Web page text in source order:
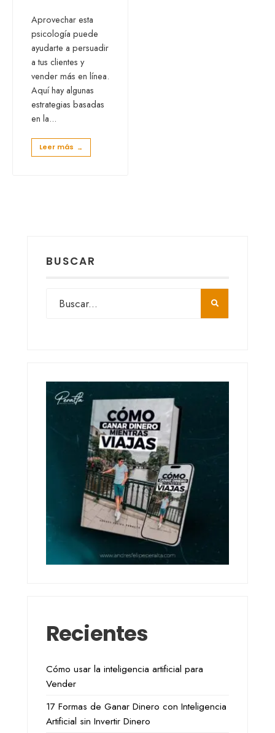
Aprovechar esta
psicología puede
ayudarte a persuadir
a tus clientes y
vender más en línea.
Aquí hay algunas
estrategias basadas
en la...
Leer más →
BUSCAR
Recientes
Cómo usar la inteligencia artificial para
Vender
17 Formas de Ganar Dinero con Inteligencia
Artificial sin Invertir Dinero